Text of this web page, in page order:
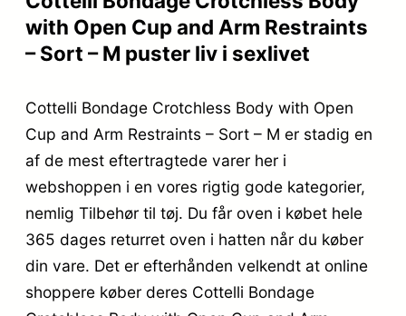
with Open Cup and Arm Restraints
– Sort – M puster liv i sexlivet
Cottelli Bondage Crotchless Body with Open
Cup and Arm Restraints – Sort – M er stadig en
af de mest eftertragtede varer her i
webshoppen i en vores rigtig gode kategorier,
nemlig Tilbehør til tøj. Du får oven i købet hele
365 dages returret oven i hatten når du køber
din vare. Det er efterhånden velkendt at online
shoppere køber deres Cottelli Bondage